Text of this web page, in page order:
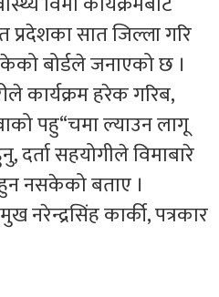
सात जिल्ला गरि
बोर्डले जनाएको छ ।
कार्यक्रम हरेक गरिब,
पहु“चमा ल्याउन लागू
दर्ता सहयोगीले विमाबारे
नसकेको बताए ।
नरेन्द्रसिंह कार्की, पत्रकार